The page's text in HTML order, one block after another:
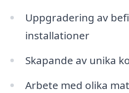
Uppgradering av
installationer
Skapande av unika
Arbete med olika